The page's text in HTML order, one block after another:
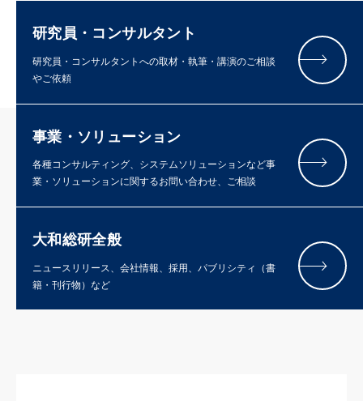
研究員・コンサルタント
研究員・コンサルタントへの取材・執筆・講演のご相談
やご依頼
事業・ソリューション
各種コンサルティング、システムソリューションなど事
業・ソリューションに関するお問い合わせ、ご相談
大和総研全般
ニュースリリース、会社情報、採用、パブリシティ（書
籍・刊行物）など